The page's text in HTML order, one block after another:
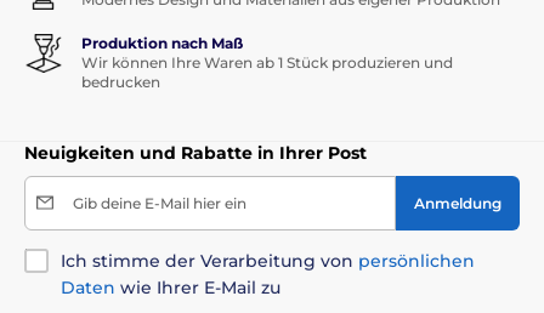
Und die Wirkung?
Unvergesslich.
Produktion nach Maß
Wir können Ihre Waren ab 1 Stück produzieren und
bedrucken
Neuigkeiten und Rabatte in Ihrer Post
Gib deine E-Mail hier ein Anmeldung
Ich stimme der Verarbeitung von persönlichen
Daten wie Ihrer E-Mail zu